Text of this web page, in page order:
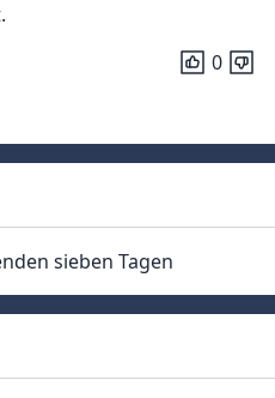
0
sieben Tagen